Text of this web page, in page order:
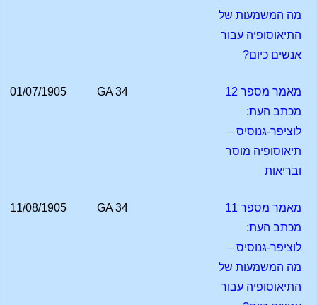
מה המשמעות של
התיאוסופיה עבור
אנשים כיום?
מאמר מספר 12
מכתב העת:
לוציפר-גנוסיס –
תיאוסופיה מוסר
ובריאות
GA 34
01/07/1905
מאמר מספר 11
מכתב העת:
לוציפר-גנוסיס –
מה המשמעות של
התיאוסופיה עבור
GA 34
11/08/1905